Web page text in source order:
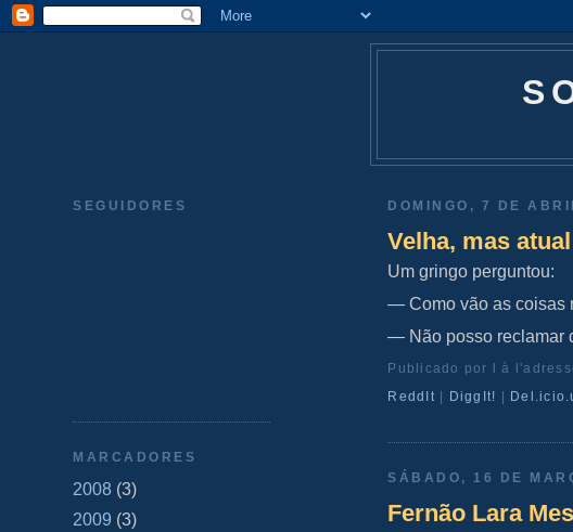
SEGUIDORES
MARCADORES
2008 (3)
2009 (3)
DOMINGO, 7 DE
Velha, mas atual
Um gringo perguntou:
— Como vão as coisas
— Não posso reclamar
Publicado por là
ReddIt| DiggIt!
SÁBADO, 16 DE
Fernão Lara